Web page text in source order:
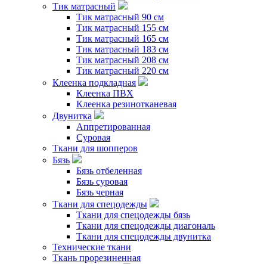
Тик матрасный
Тик матрасный 90 см
Тик матрасный 155 см
Тик матрасный 165 см
Тик матрасный 183 см
Тик матрасный 208 см
Тик матрасный 220 см
Клеенка подкладная
Клеенка ПВХ
Клеенка резинотканевая
Двунитка
Аппретированная
Суровая
Ткани для шопперов
Бязь
Бязь отбеленная
Бязь суровая
Бязь черная
Ткани для спецодежды
Ткани для спецодежды бязь
Ткани для спецодежды диагональ
Ткани для спецодежды двунитка
Технические ткани
Ткань прорезиненная